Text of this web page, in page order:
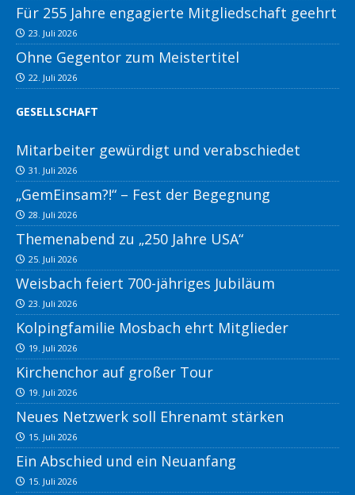
Für 255 Jahre engagierte Mitgliedschaft geehrt
23. Juli 2026
Ohne Gegentor zum Meistertitel
22. Juli 2026
GESELLSCHAFT
Mitarbeiter gewürdigt und verabschiedet
31. Juli 2026
„GemEinsam?!“ – Fest der Begegnung
28. Juli 2026
Themenabend zu „250 Jahre USA“
25. Juli 2026
Weisbach feiert 700-jähriges Jubiläum
23. Juli 2026
Kolpingfamilie Mosbach ehrt Mitglieder
19. Juli 2026
Kirchenchor auf großer Tour
19. Juli 2026
Neues Netzwerk soll Ehrenamt stärken
15. Juli 2026
Ein Abschied und ein Neuanfang
15. Juli 2026